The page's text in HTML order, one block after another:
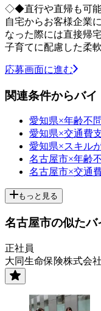
◇◆直行や直帰も可
自宅からお客様企業
なった際には直接
子育てに配慮した柔
応募画面に進む
関連条件からバイ
愛知県×年齢不問
愛知県×交通費
愛知県×スキル
名古屋市×年齢
名古屋市×交通
もっと見る
名古屋市の似たバ
正社員
大同生命保険株式会